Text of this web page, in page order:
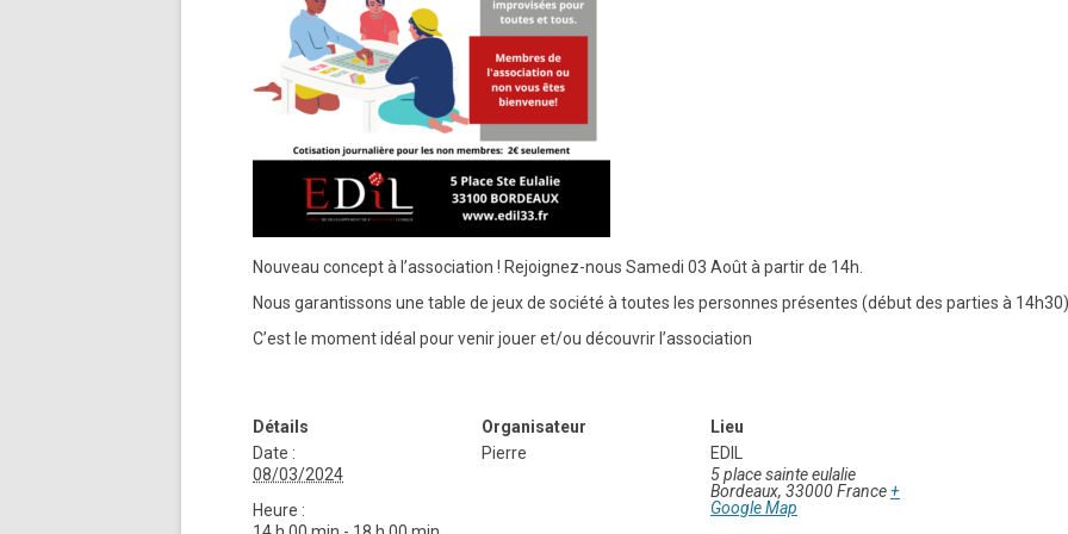
Nouveau concept à l’association ! Rejoignez-nous Samedi 03 Août à partir de 14h.
Nous garantissons une table de jeux de société à toutes les personnes présentes (début des parties à
C’est le moment idéal pour venir jouer et/ou découvrir l’association
Détails
Date :
08/03/2024
Heure :
Organisateur
Pierre
Lieu
EDIL
5 place sainte eulalie
Bordeaux, 33000France+
Google Map